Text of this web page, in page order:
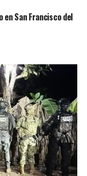
en San Francisco del